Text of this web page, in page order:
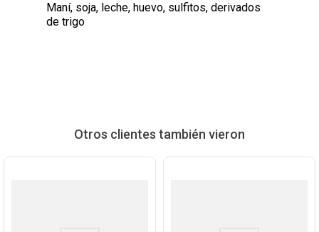
Maní, soja, leche, huevo, sulfitos, derivados
de trigo
Otros clientes también vieron